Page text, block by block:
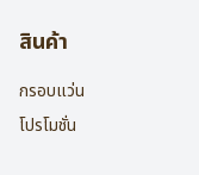
สินค้า
กรอบแว่น
โปรโมชั่น